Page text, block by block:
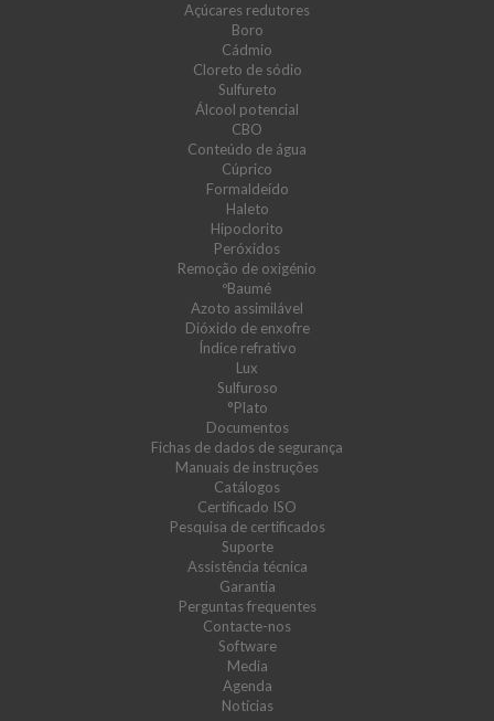
Açúcares redutores
Boro
Cádmio
Cloreto de sódio
Sulfureto
Álcool potencial
CBO
Conteúdo de água
Cúprico
Formaldeído
Haleto
Hipoclorito
Peróxidos
Remoção de oxigénio
ºBaumé
Azoto assimilável
Dióxido de enxofre
Índice refrativo
Lux
Sulfuroso
°Plato
Documentos
Fichas de dados de segurança
Manuais de instruções
Catálogos
Certificado ISO
Pesquisa de certificados
Suporte
Assistência técnica
Garantia
Perguntas frequentes
Contacte-nos
Software
Media
Agenda
Notícias